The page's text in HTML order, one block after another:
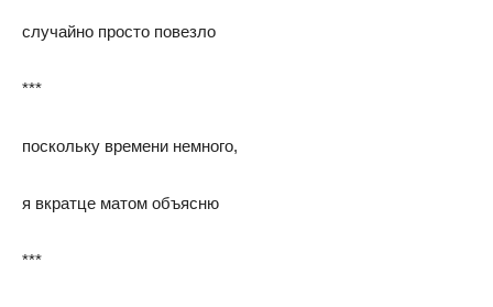
случайно просто повезло
***
поскольку времени немного,
я вкратце матом объясню
***